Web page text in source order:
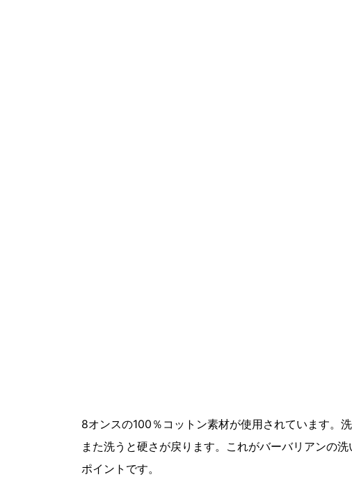
8オンスの100％コットン素材が使用されています。
また洗うと硬さが戻ります。これがバーバリアンの
ポイントです。